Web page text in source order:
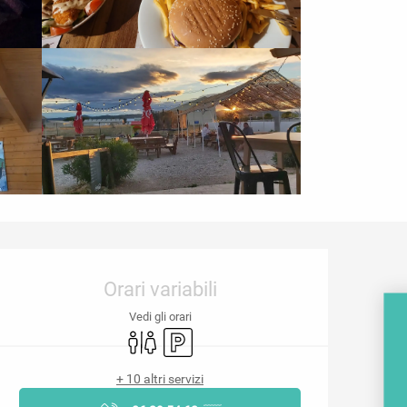
e contatti
Orari variabili
Vedi gli orari
Servizi igienici
Parcheggio
+ 10 altri servizi